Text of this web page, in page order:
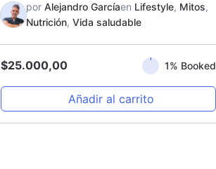
por Alejandro Garcíaen Lifestyle, Mitos,
Nutrición, Vida saludable
$25.000,00 1% Booked
Añadir al carrito